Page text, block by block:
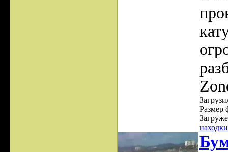
Размер
находки